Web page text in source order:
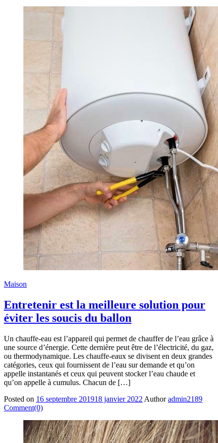
Maison
Entretenir est la meilleure solution pour
éviter les soucis du ballon
Un chauffe-eau est l’appareil qui permet de chauffer de l’eau grâce à
une source d’énergie. Cette dernière peut être de l’électricité, du gaz,
ou thermodynamique. Les chauffe-eaux se divisent en deux grandes
catégories, ceux qui fournissent de l’eau sur demande et qu’on
appelle instantanés et ceux qui peuvent stocker l’eau chaude et
qu’on appelle à cumulus. Chacun de […]
Posted on 16 septembre 201918 janvier 2022 Author admin2189
Comment(0)